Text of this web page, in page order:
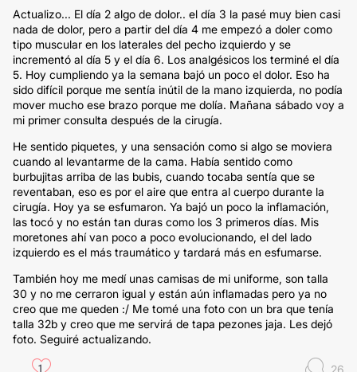
Actualizo... El día 2 algo de dolor.. el día 3 la pasé muy bien casi
nada de dolor, pero a partir del día 4 me empezó a doler como
tipo muscular en los laterales del pecho izquierdo y se
incrementó al día 5 y el día 6. Los analgésicos los terminé el día
5. Hoy cumpliendo ya la semana bajó un poco el dolor. Eso ha
sido difícil porque me sentía inútil de la mano izquierda, no podía
mover mucho ese brazo porque me dolía. Mañana sábado voy a
mi primer consulta después de la cirugía.
He sentido piquetes, y una sensación como si algo se moviera
cuando al levantarme de la cama. Había sentido como
burbujitas arriba de las bubis, cuando tocaba sentía que se
reventaban, eso es por el aire que entra al cuerpo durante la
cirugía. Hoy ya se esfumaron. Ya bajó un poco la inflamación,
las tocó y no están tan duras como los 3 primeros días. Mis
moretones ahí van poco a poco evolucionando, el del lado
izquierdo es el más traumático y tardará más en esfumarse.
También hoy me medí unas camisas de mi uniforme, son talla
30 y no me cerraron igual y están aún inflamadas pero ya no
creo que me queden :/ Me tomé una foto con un bra que tenía
talla 32b y creo que me servirá de tapa pezones jaja. Les dejó
foto. Seguiré actualizando.
1 26